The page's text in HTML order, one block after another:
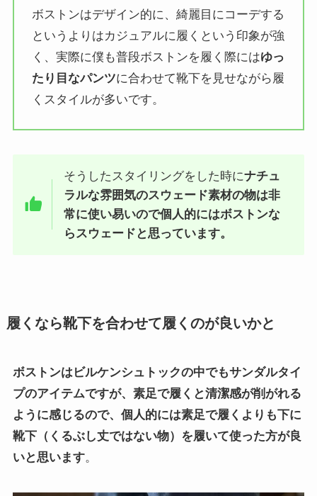
ボストンはデザイン的に、綺麗目にコーデする
というよりはカジュアルに履くという印象が強
く、実際に僕も普段ボストンを履く際にはゆっ
たり目なパンツに合わせて靴下を見せながら履
くスタイルが多いです。
そうしたスタイリングをした時にナチュ
ラルな雰囲気のスウェード素材の物は非
常に使い易いので個人的にはボストンな
らスウェードと思っています。
履くなら靴下を合わせて履くのが良いかと
ボストンはビルケンシュトックの中でもサンダルタイ
プのアイテムですが、 素足で履くと清潔感が削がれる
ように感じるので、 個人的には素足で履くよりも下に
靴下（くるぶし丈ではない物）を履いて使った方が良
いと思います。